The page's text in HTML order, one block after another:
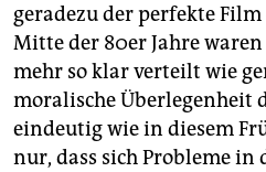
geradezu der perfekte
Mitte der 80er Jahre
mehr so klar verteilt wie
moralische Überlegenheit
eindeutig wie in diesem
nur, dass sich Probleme in